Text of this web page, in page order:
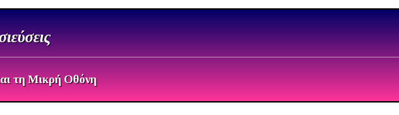
τη Μικρή Οθόνη